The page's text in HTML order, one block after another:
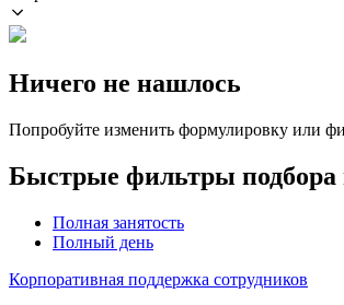
Ничего не нашлось
Попробуйте изменить формулировку или
Быстрые фильтры подбора
Полная занятость
Полный день
Корпоративная поддержка сотрудников